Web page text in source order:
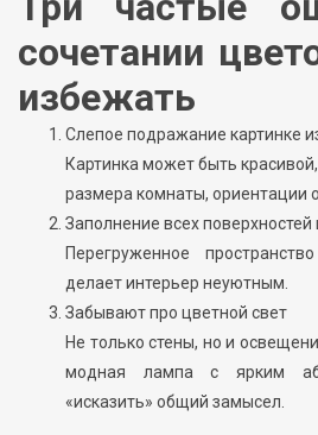
сочетании
избежать
Слепое подражание картинке
Картинка может быть
размера комнаты, ориентации
Заполнение всех
Перегруженное
делает интерьер неуютным.
Забывают про цветной свет
Не только стены, но и
модная лампа с ярким
«исказить» общий замысел.